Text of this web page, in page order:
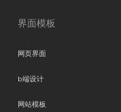
界面模板
网页界面
b端设计
网站模板